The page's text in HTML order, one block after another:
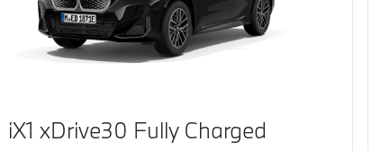
iX1 xDrive30 Fully Charged